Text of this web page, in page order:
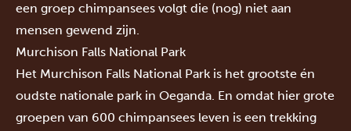
een groep chimpansees volgt die (nog) niet aan
mensen gewend zijn.
Murchison Falls National Park
Het Murchison Falls National Park is het grootste én
oudste nationale park in Oeganda. En omdat hier grote
groepen van 600 chimpansees leven is een trekking